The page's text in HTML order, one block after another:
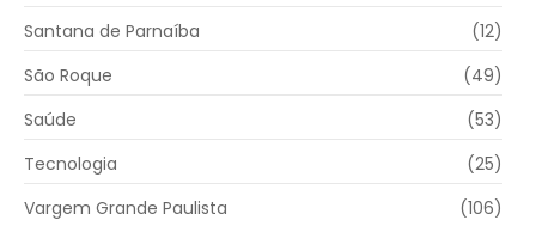
Santana de Parnaíba
(12)
São Roque
(49)
Saúde
(53)
Tecnologia
(25)
Vargem Grande Paulista
(106)